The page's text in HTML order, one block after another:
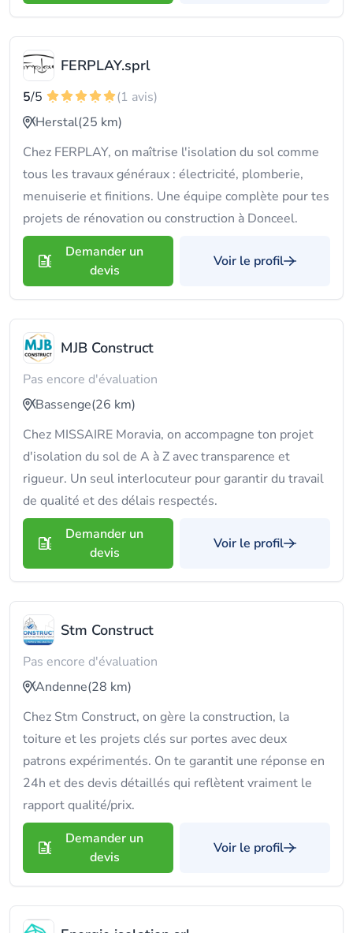
FERPLAY.sprl
5/5
(1 avis)
Herstal(25 km)
Chez FERPLAY, on maîtrise l'isolation du sol comme
tous les travaux généraux : électricité, plomberie,
menuiserie et finitions. Une équipe complète pour tes
projets de rénovation ou construction à Donceel.
Demander un
devis
Voir le profil
MJB Construct
Pas encore d'évaluation
Bassenge(26 km)
Chez MISSAIRE Moravia, on accompagne ton projet
d'isolation du sol de A à Z avec transparence et
rigueur. Un seul interlocuteur pour garantir du travail
de qualité et des délais respectés.
Demander un
devis
Voir le profil
Stm Construct
Pas encore d'évaluation
Andenne(28 km)
Chez Stm Construct, on gère la construction, la
toiture et les projets clés sur portes avec deux
patrons expérimentés. On te garantit une réponse en
24h et des devis détaillés qui reflètent vraiment le
rapport qualité/prix.
Demander un
devis
Voir le profil